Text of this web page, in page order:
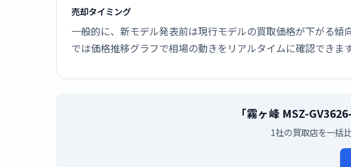
売却タイミング
一般的に、新モデル発表前は現行モデルの買取価格が下がる
では価格推移グラフで相場の動きをリアルタイムに確認できます
「霧ヶ峰 MSZ-
1社の買取店を一括